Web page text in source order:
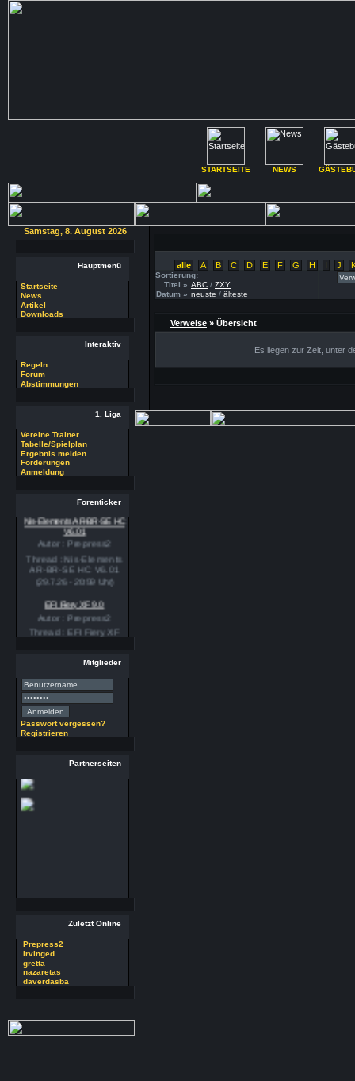
STARTSEITE NEWS
Samstag, 8. August 2026
Hauptmenü
Startseite
News
Artikel
Downloads
Interaktiv
Regeln
Forum
Abstimmungen
1. Liga
Vereine Trainer
Tabelle/Spielplan
Ergebnis melden
Forderungen
Anmeldung
Forenticker
Nis-Elements AR-BR-SE HC
V6.01
Autor : Prepress2
Thread : Nis-Elements
AR-BR-SE HC V6.01
(29.7.26 - 20:59 Uhr)
EFI Fiery XF 9.0
Autor : Prepress2
Thread : EFI Fiery XF
9.0
Autor : Prepress2
Thread : PSSE 36.3.1
(29.7.26 - 20:58 Uhr)
29 RSoft v2025
Thread : 29 RSoft
Mitglieder
Passwort vergessen?
Registrieren
Partnerseiten
Zuletzt Online
Prepress2
Irvinged
gretta
nazaretas
daverdasba
alle A B C D E F G H I J
Sortierung:
Titel » ABC / ZXY
Datum » neuste / älteste
Verweise » Übersicht
Es liegen zur Zeit, unter